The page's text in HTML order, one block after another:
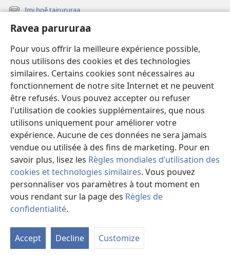
Ravea parururaa
Pour vous offrir la meilleure expérience possible,
nous utilisons des cookies et des technologies
similaires. Certains cookies sont nécessaires au
fonctionnement de notre site Internet et ne peuvent
être refusés. Vous pouvez accepter ou refuser
l'utilisation de cookies supplémentaires, que nous
utilisons uniquement pour améliorer votre
expérience. Aucune de ces données ne sera jamais
vendue ou utilisée à des fins de marketing. Pour en
savoir plus, lisez les Règles mondiales d’utilisation des
cookies et technologies similaires. Vous pouvez
personnaliser vos paramètres à tout moment en
vous rendant sur la page des Règles de
confidentialité.
Accept Decline Customize
new Imi hoê tairururaa
(opens
new
window)
Eaha te mea apî
Video
Maimiraa
Te mau ô
(opens
new
window)VAIRAA PAPAI NATIRARA Watchtower
(opens
new
window)JW Hub ®
(opens
new
window)
Copyright© 2026 Watch Tower Bible and Tract Society of Pennsylvania.
PARAU NO TE FAAOHIPARAA